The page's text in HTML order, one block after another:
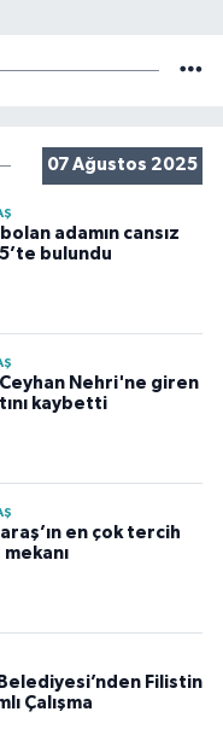
07 Ağustos 2025
adamın cansız
bulundu
Ceyhan Nehri'ne giren
kaybetti
en çok tercih
Filistin
Çalışma